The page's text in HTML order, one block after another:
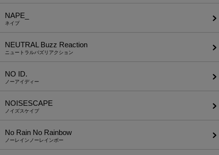
NAPE_
ネイプ
NEUTRAL Buzz Reaction
ニュートラルバズリアクション
NO ID.
ノーアイディー
NOISESCAPE
ノイズスケイプ
No Rain No Rainbow
ノーレインノーレインボー